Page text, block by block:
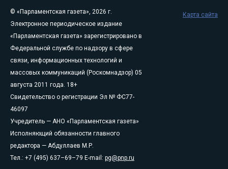
© «Парламентская газета», 2026 г.
Электронное периодическое издание
«Парламентская газета» зарегистрировано в
Федеральной службе по надзору в сфере
связи, информационных технологий и
массовых коммуникаций (Роскомнадзор) 05
августа 2011 года. 18+
Свидетельство о регистрации Эл № ФС77-
46097
Учредитель — АНО «Парламентская газета»
Исполняющий обязанности главного
редактора — Абдуллаев М.Р.
Тел.: +7 (495) 637–69–79 E-mail: pg@pnp.ru
Карта сайта